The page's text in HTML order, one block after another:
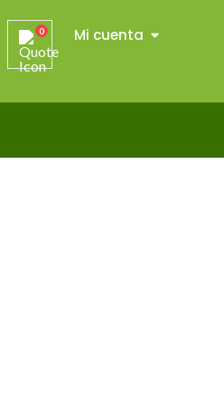
Mi cuenta
0